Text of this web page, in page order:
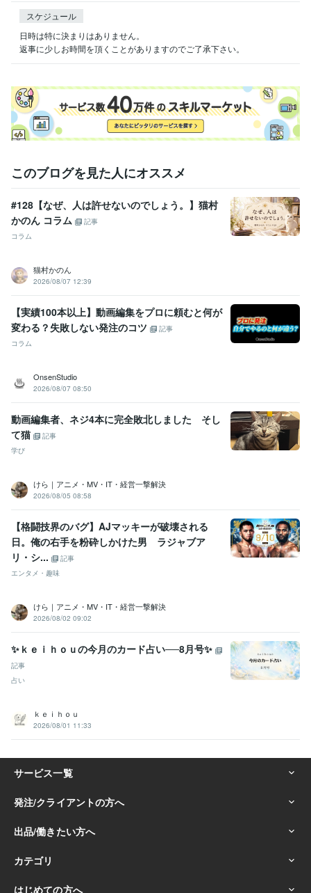
スケジュール
日時は特に決まりはありません。
返事に少しお時間を頂くことがありますのでご了承下さい。
このブログを見た人にオススメ
#128【なぜ、人は許せないのでしょう。】猫村
かのん コラム
記事
コラム
猫村かのん
2026/08/07 12:39
【実績100本以上】動画編集をプロに頼むと何が
変わる？失敗しない発注のコツ
記事
コラム
OnsenStudio
2026/08/07 08:50
動画編集者、ネジ4本に完全敗北しました そし
て猫
記事
学び
けら｜アニメ・MV・IT・経営一撃解決
2026/08/05 08:58
【格闘技界のバグ】AJマッキーが破壊される
日。俺の右手を粉砕しかけた男 ラジャブア
リ・シ...
記事
エンタメ・趣味
けら｜アニメ・MV・IT・経営一撃解決
2026/08/02 09:02
✨ｋｅｉｈｏｕの今月のカード占い──8月号✨
記事
占い
ｋｅｉｈｏｕ
2026/08/01 11:33